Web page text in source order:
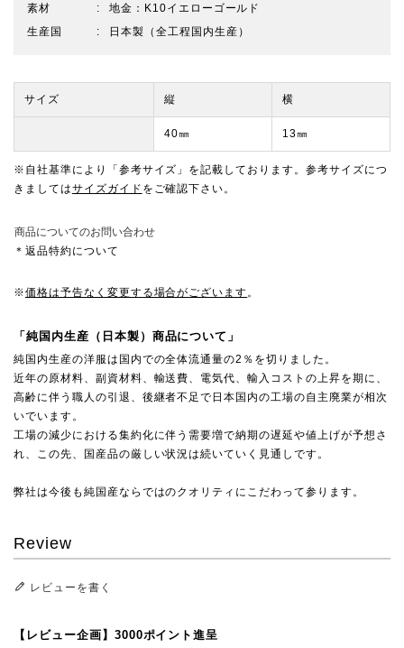
素材
地金：K10イエローゴールド
生産国
日本製（全工程国内生産）
サイズ 縦 横
40㎜ 13㎜
※自社基準により「参考サイズ」を記載しております。参考サイズにつ
きましてはサイズガイド をご確認下さい。
商品についてのお問い合わせ
＊返品特約について
※価格は予告なく変更する場合がございます。
「純国内生産（日本製）商品について」
純国内生産の洋服は国内での全体流通量の2％を切りました。
近年の原材料、副資材料、輸送費、電気代、輸入コストの上昇を期に、
高齢に伴う職人の引退、後継者不足で日本国内の工場の自主廃業が相次
いでいます。
工場の減少における集約化に伴う需要増で納期の遅延や値上げが予想さ
れ、この先、国産品の厳しい状況は続いていく見通しです。
弊社は今後も純国産ならではのクオリティにこだわって参ります。
Review
レビューを書く
【レビュー企画】3000ポイント進呈